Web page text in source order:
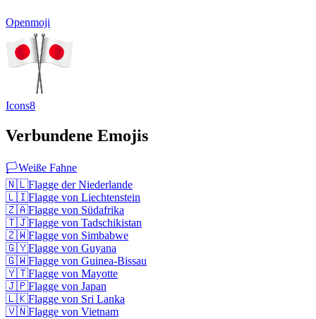
Openmoji
Icons8
Verbundene Emojis
🏳️Weiße Fahne
🇳🇱Flagge der Niederlande
🇱🇮Flagge von Liechtenstein
🇿🇦Flagge von Südafrika
🇹🇯Flagge von Tadschikistan
🇿🇼Flagge von Simbabwe
🇬🇾Flagge von Guyana
🇬🇼Flagge von Guinea-Bissau
🇾🇹Flagge von Mayotte
🇯🇵Flagge von Japan
🇱🇰Flagge von Sri Lanka
🇻🇳Flagge von Vietnam